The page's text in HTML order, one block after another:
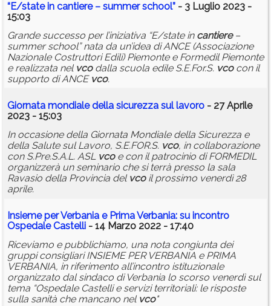
“E/state in cantiere– summer school” - 3 Luglio 2023 -
15:03
Grande successo per l’iniziativa “E/state in cantiere–
summer school” nata da un’idea di ANCE (Associazione
Nazionale Costruttori Edili) Piemonte e Formedil Piemonte
e realizzata nel vcodalla scuola edile S.E.For.S. vcocon il
supporto di ANCE vco.
Giornata mondiale della sicurezza sul lavoro - 27 Aprile
2023 - 15:03
In occasione della Giornata Mondiale della Sicurezza e
della Salute sul Lavoro, S.E.FOR.S. vco, in collaborazione
con S.Pre.S.A.L. ASL vcoe con il patrocinio di FORMEDIL
organizzerà un seminario che si terrà presso la sala
Ravasio della Provincia del vcoil prossimo venerdì 28
aprile.
Insieme per Verbania e Prima Verbania: su incontro
Ospedale Castelli - 14 Marzo 2022 - 17:40
Riceviamo e pubblichiamo, una nota congiunta dei
gruppi consigliari INSIEME PER VERBANIA e PRIMA
VERBANIA, in riferimento all’incontro istituzionale
organizzato dal sindaco di Verbania lo scorso venerdì sul
tema “Ospedale Castelli e servizi territoriali: le risposte
sulla sanità che mancano nel vco"